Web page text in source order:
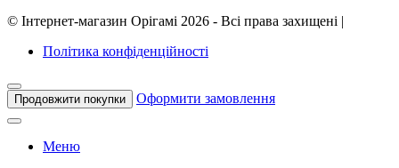
© Інтернет-магазин Орігамі 2026 - Всі права захищені
Політика конфіденційності
Продовжити покупки Оформити замовлення
Меню